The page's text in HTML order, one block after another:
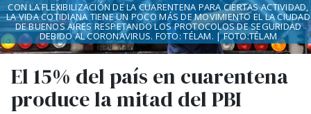
El 15% del país en cuarentena
produce la mitad del PBI
CON LA FLEXIBILIZACIÓN DE LA CUARENTENA PARA CIERTAS ACTIVIDAD,
LA VIDA COTIDIANA TIENE UN POCO MÁS DE MOVIMIENTO EL LA CIUDAD
DE BUENOS AIRES RESPETANDO LOS PROTOCOLOS DE SEGURIDAD
DEBIDO AL CORONAVIRUS. FOTO: TÉLAM. | FOTO:TÉLAM